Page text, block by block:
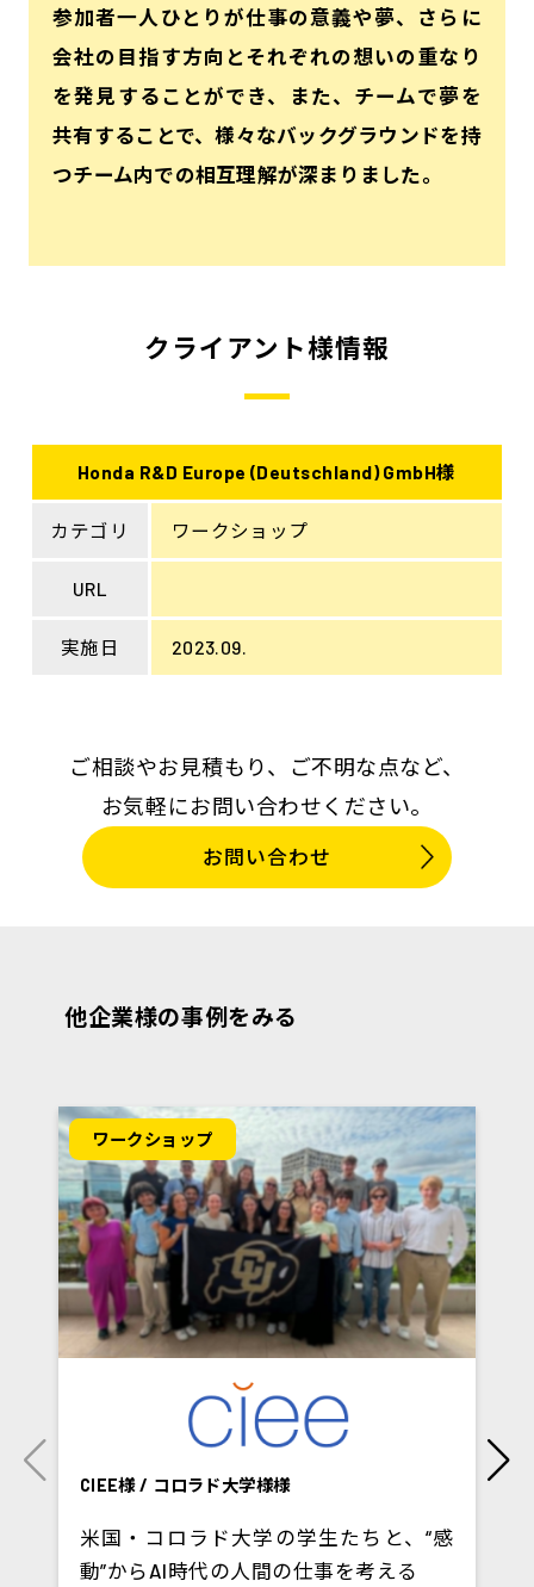
参加者一人ひとりが仕事の意義や夢、さらに
会社の目指す方向とそれぞれの想いの重なり
を発見することができ、また、チームで夢を
共有することで、様々なバックグラウンドを持
つチーム内での相互理解が深まりました。
クライアント様情報
Honda R&D Europe (Deutschland) GmbH様
カテゴリ ワークショップ
URL
実施日 2023.09.
ご相談やお見積もり、ご不明な点など、
お気軽にお問い合わせください。
お問い合わせ
他企業様の事例をみる
ワークショップ
CIEE様 / コロラド大学様様
米国・コロラド大学の学生たちと、“感
動”からAI時代の人間の仕事を考える